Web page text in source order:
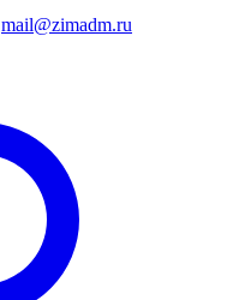
mail@zimadm.ru